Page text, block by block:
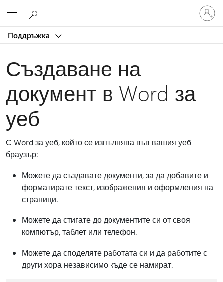
Поддръжка
Влезте
във
вашия
Създаване на
документ в Word за
уеб
С Word за уеб, който се изпълнява във вашия уеб
браузър:
Можете да създавате документи, за да добавите и
форматирате текст, изображения и оформления на
страници.
Можете да стигате до документите си от своя
компютър, таблет или телефон.
Можете да споделяте работата си и да работите с
други хора независимо къде се намират.